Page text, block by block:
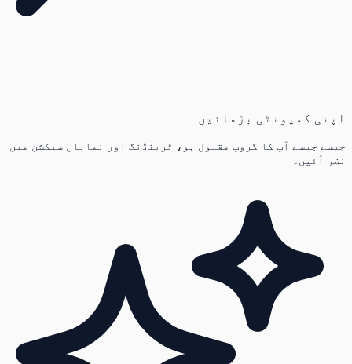
اپنی کمیونٹی بڑھائیں
جیسے جیسے آپ کا گروپ مقبول ہو، ٹرینڈنگ اور نمایاں سیکشن میں
نظر آئیں۔